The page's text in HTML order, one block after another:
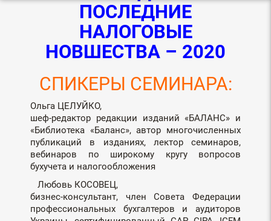
ПОСЛЕДНИЕ
НАЛОГОВЫЕ
НОВШЕСТВА – 2020
СПИКЕРЫ СЕМИНАРА:
Ольга ЦЕЛУЙКО,
шеф-редактор редакции изданий «БАЛАНС» и
«Библиотека «Баланс», автор многочисленных
публикаций в изданиях, лектор семинаров,
вебинаров по широкому кругу вопросов
бухучета и налогообложения
Любовь КОСОВЕЦ,
бизнес-консультант, член Совета Федерации
профессиональных бухгалтеров и аудиторов